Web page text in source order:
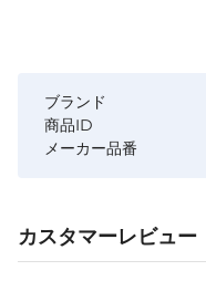
ブランド
商品ID
メーカー品番
カスタマーレビュー